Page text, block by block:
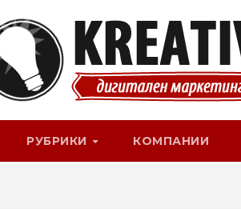
РУБРИКИ КОМПАНИИ